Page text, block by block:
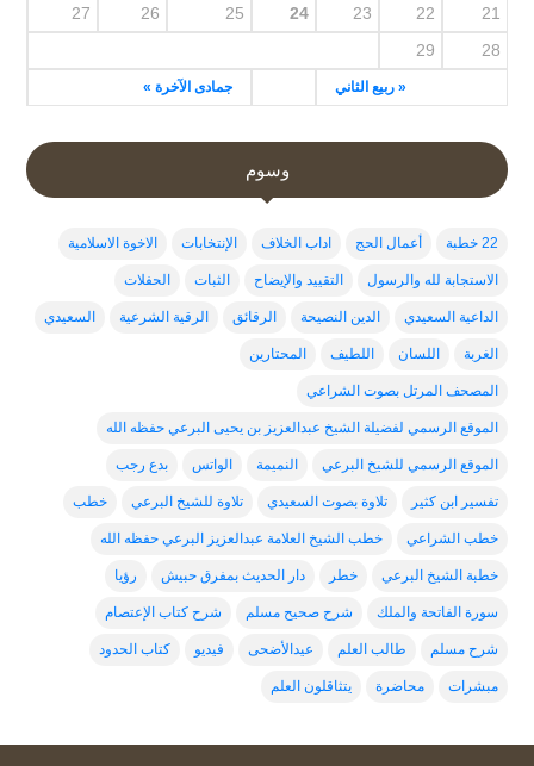
« ربيع الثاني جمادى الآخرة »
21
22
23
24
25
26
27
28
29
وسوم
22 خطبة أعمال الحج اداب الخلاف الإنتخابات الاخوة الاسلامية
الاستجابة لله والرسول التقييد والإيضاح الثبات الحفلات
الداعية السعيدي الدين النصيحة الرقائق الرقية الشرعية السعيدي
الغربة اللسان اللطيف المحتارين
المصحف المرتل بصوت الشراعي
الموقع الرسمي لفضيلة الشيخ عبدالعزيز بن يحيى البرعي حفظه الله
الموقع الرسمي للشيخ البرعي النميمة الواتس بدع رجب
تفسير ابن كثير تلاوة بصوت السعيدي تلاوة للشيخ البرعي خطب
خطب الشراعي خطب الشيخ العلامة عبدالعزيز البرعي حفظه الله
خطبة الشيخ البرعي خطر دار الحديث بمفرق حبيش رؤيا
سورة الفاتحة والملك شرح صحيح مسلم شرح كتاب الإعتصام
شرح مسلم طالب العلم عيدالأضحى فيديو كتاب الحدود
مبشرات محاضرة يتثاقلون العلم